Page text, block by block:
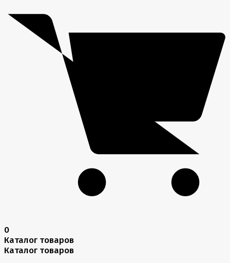
0
Каталог товаров
Каталог товаров